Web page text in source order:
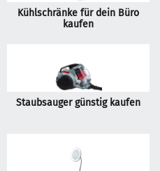
Kühlschränke für dein Büro
kaufen
Staubsauger günstig kaufen